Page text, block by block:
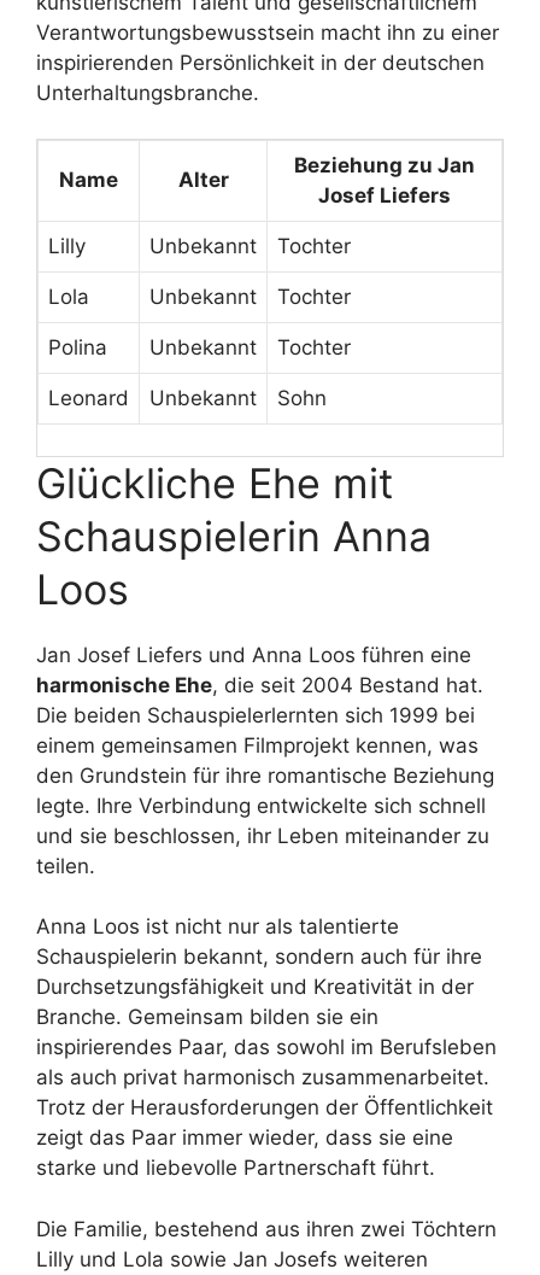
Verantwortungsbewusstsein macht ihn zu einer
inspirierenden Persönlichkeit in der deutschen
Unterhaltungsbranche.
Name Alter
Beziehung zu Jan
Josef Liefers
Lilly Unbekannt Tochter
Lola Unbekannt Tochter
Polina Unbekannt Tochter
Leonard Unbekannt Sohn
Glückliche Ehe mit
Schauspielerin Anna
Loos
Jan Josef Liefers und Anna Loos führen eine
harmonische Ehe, die seit 2004 Bestand hat.
Die beiden Schauspielerlernten sich 1999 bei
einem gemeinsamen Filmprojekt kennen, was
den Grundstein für ihre romantische Beziehung
legte. Ihre Verbindung entwickelte sich schnell
und sie beschlossen, ihr Leben miteinander zu
teilen.
Anna Loos ist nicht nur als talentierte
Schauspielerin bekannt, sondern auch für ihre
Durchsetzungsfähigkeit und Kreativität in der
Branche. Gemeinsam bilden sie ein
inspirierendes Paar, das sowohl im Berufsleben
als auch privat harmonisch zusammenarbeitet.
Trotz der Herausforderungen der Öffentlichkeit
zeigt das Paar immer wieder, dass sie eine
starke und liebevolle Partnerschaft führt.
Die Familie, bestehend aus ihren zwei Töchtern
Lilly und Lola sowie Jan Josefs weiteren